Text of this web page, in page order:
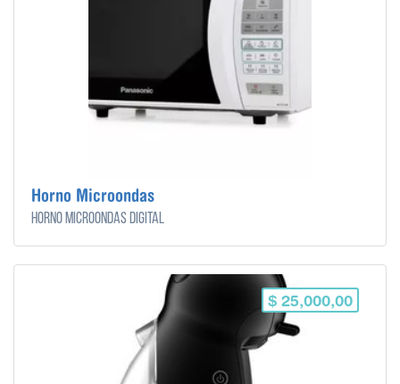
Horno Microondas
Horno microondas digital
$ 25,000,00